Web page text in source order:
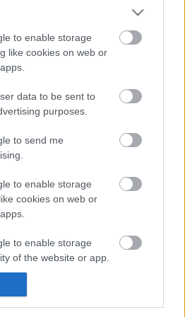
to enable storage
like cookies on web or
data to be sent to
purposes.
to send me
to enable storage
cookies on web or
to enable storage
of the website or app.
to enable storage
kung anong maaaring
at may-ari ng miklix.com.
20 taong karanasan bilang
developer at
ng full-time para sa
IT corporation. Kapag